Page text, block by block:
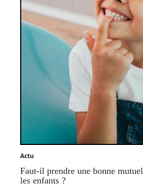
Actu
Faut-il prendre une bonne
les enfants ?